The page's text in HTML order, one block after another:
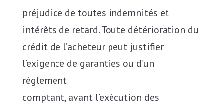
préjudice de toutes indemnités et
intérêts de retard. Toute détérioration du
crédit de l’acheteur peut justifier
l’exigence de garanties ou d’un
règlement
comptant, avant l’exécution des